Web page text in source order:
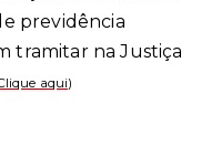
previdência
tramitar na Justiça
aqui)